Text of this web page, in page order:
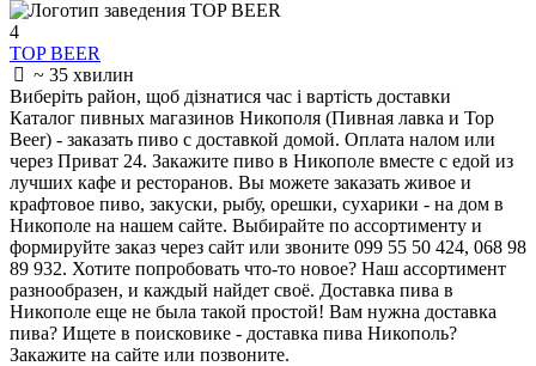
4
TOP BEER
~ 35 хвилин
Виберіть район, щоб дізнатися час і вартість доставки
Каталог пивных магазинов Никополя (Пивная лавка и Top
Beer) - заказать пиво с доставкой домой. Оплата налом или
через Приват 24. Закажите пиво в Никополе вместе с едой из
лучших кафе и ресторанов. Вы можете заказать живое и
крафтовое пиво, закуски, рыбу, орешки, сухарики - на дом в
Никополе на нашем сайте. Выбирайте по ассортименту и
формируйте заказ через сайт или звоните 099 55 50 424, 068 98
89 932. Хотите попробовать что-то новое? Наш ассортимент
разнообразен, и каждый найдет своё. Доставка пива в
Никополе еще не была такой простой! Вам нужна доставка
пива? Ищете в поисковике - доставка пива Никополь?
Закажите на сайте или позвоните.